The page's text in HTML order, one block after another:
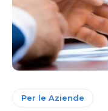
Per le Aziende